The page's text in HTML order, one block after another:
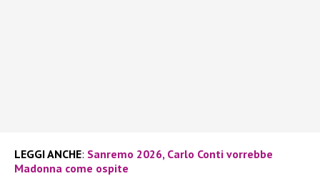
LEGGI ANCHE: Sanremo 2026, Carlo Conti vorrebbe
Madonna come ospite